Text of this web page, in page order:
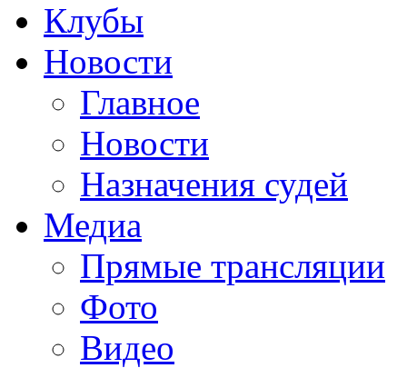
Клубы
Новости
Главное
Новости
Назначения судей
Медиа
Прямые трансляции
Фото
Видео